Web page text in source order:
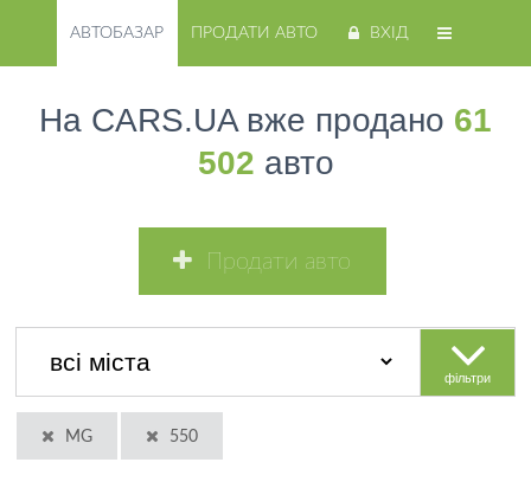
АВТОБАЗАР ПРОДАТИ АВТО ВХІД
На CARS.UA вже продано 61
502 авто
Продати авто
фільтри
MG 550